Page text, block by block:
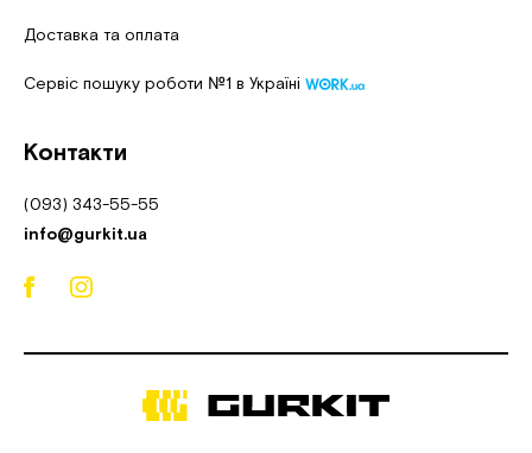
Доставка та оплата
Сервіс пошуку роботи №1 в Україні
Контакти
(093) 343-55-55
info@gurkit.ua